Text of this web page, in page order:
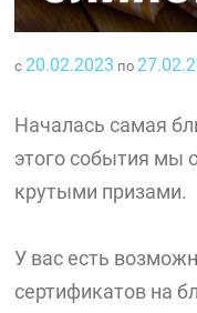
с 20.02.2023 по
Началась самая
этого события мы
крутыми призами.
У вас есть
сертификатов на